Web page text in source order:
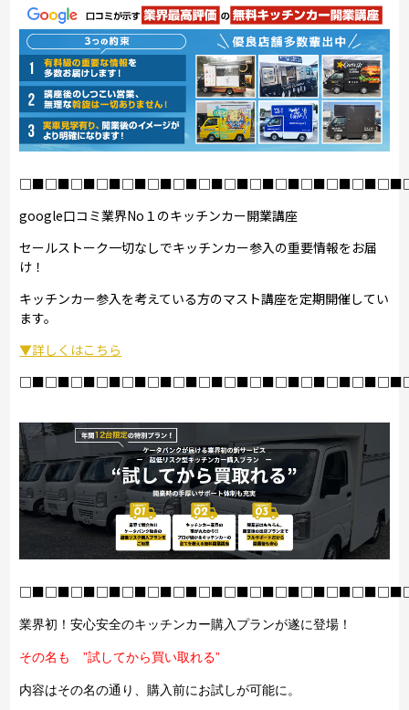
google口コミ業界No１のキッチンカー開業講座
セールストーク一切なしでキッチンカー参入の重要情報をお届
け！
キッチンカー参入を考えている方のマスト講座を定期開催してい
ます。
▼詳しくはこちら
業界初！安心安全のキッチンカー購入プランが遂に登場！
その名も ”試してから買い取れる”
内容はその名の通り、購入前にお試しが可能に。